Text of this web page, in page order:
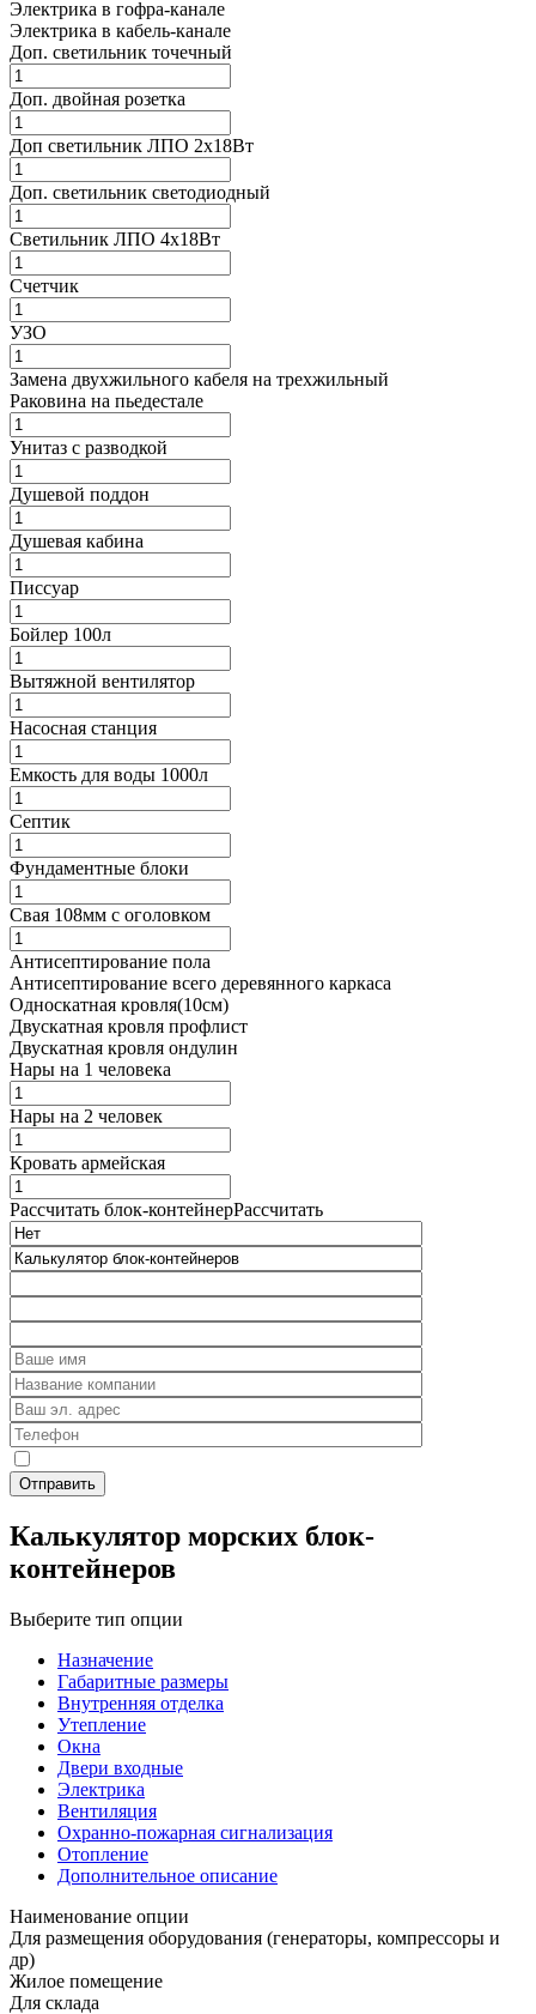
Электрика в гофра-канале
Электрика в кабель-канале
Доп. светильник точечный
Доп. двойная розетка
Доп светильник ЛПО 2х18Вт
Доп. светильник светодиодный
Светильник ЛПО 4х18Вт
Счетчик
УЗО
Замена двухжильного кабеля на трехжильный
Раковина на пьедестале
Унитаз с разводкой
Душевой поддон
Душевая кабина
Писсуар
Бойлер 100л
Вытяжной вентилятор
Насосная станция
Емкость для воды 1000л
Септик
Фундаментные блоки
Свая 108мм с оголовком
Антисептирование пола
Антисептирование всего деревянного каркаса
Односкатная кровля(10см)
Двускатная кровля профлист
Двускатная кровля ондулин
Нары на 1 человека
Нары на 2 человек
Кровать армейская
Рассчитать блок-контейнерРассчитать
Калькулятор морских блок-
контейнеров
Выберите тип опции
Назначение
Габаритные размеры
Внутренняя отделка
Утепление
Окна
Двери входные
Электрика
Вентиляция
Охранно-пожарная сигнализация
Отопление
Дополнительное описание
Наименование опции
Для размещения оборудования (генераторы, компрессоры и
др)
Жилое помещение
Для склада